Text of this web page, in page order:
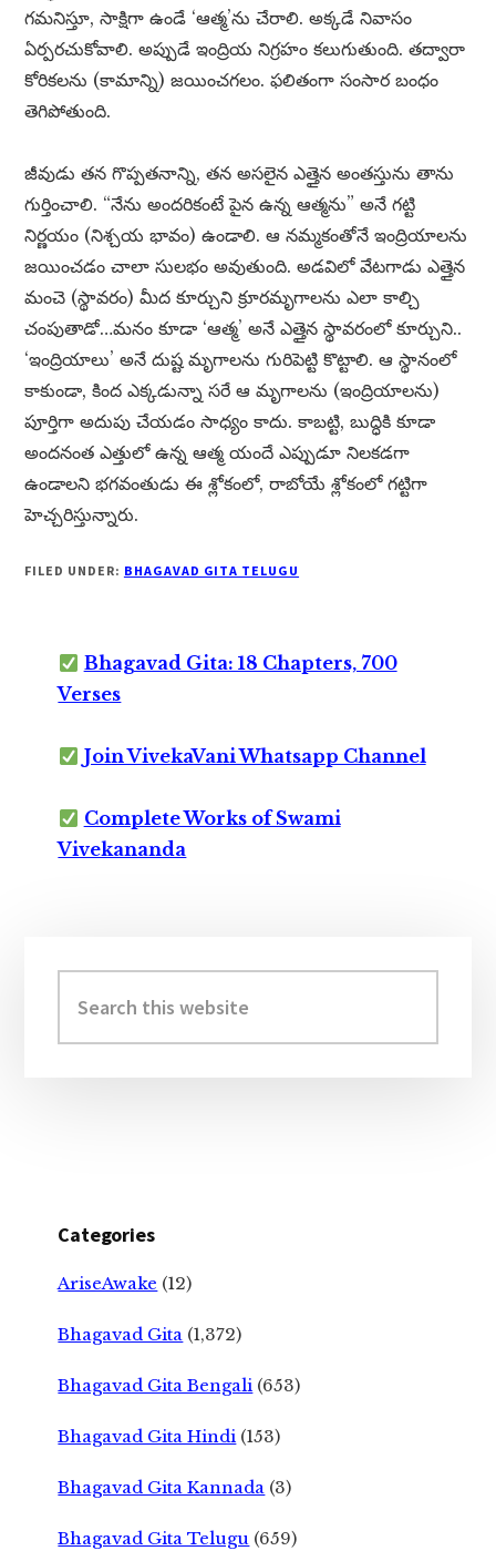
గమనిస్తూ, సాక్షిగా ఉండే ‘ఆత్మ’ను చేరాలి. అక్కడే నివాసం
ఏర్పరచుకోవాలి. అప్పుడే ఇంద్రియ నిగ్రహం కలుగుతుంది. తద్వారా
కోరికలను (కామాన్ని) జయించగలం. ఫలితంగా సంసార బంధం
తెగిపోతుంది.
జీవుడు తన గొప్పతనాన్ని, తన అసలైన ఎత్తైన అంతస్తును తాను
గుర్తించాలి. “నేను అందరికంటే పైన ఉన్న ఆత్మను” అనే గట్టి
నిర్ణయం (నిశ్చయ భావం) ఉండాలి. ఆ నమ్మకంతోనే ఇంద్రియాలను
జయించడం చాలా సులభం అవుతుంది. అడవిలో వేటగాడు ఎత్తైన
మంచె (స్థావరం) మీద కూర్చుని క్రూరమృగాలను ఎలా కాల్చి
చంపుతాడో…మనం కూడా ‘ఆత్మ’ అనే ఎత్తైన స్థావరంలో కూర్చుని..
‘ఇంద్రియాలు’ అనే దుష్ట మృగాలను గురిపెట్టి కొట్టాలి. ఆ స్థానంలో
కాకుండా, కింద ఎక్కడున్నా సరే ఆ మృగాలను (ఇంద్రియాలను)
పూర్తిగా అదుపు చేయడం సాధ్యం కాదు. కాబట్టి, బుద్ధికి కూడా
అందనంత ఎత్తులో ఉన్న ఆత్మ యందే ఎప్పుడూ నిలకడగా
ఉండాలని భగవంతుడు ఈ శ్లోకంలో, రాబోయే శ్లోకంలో గట్టిగా
హెచ్చరిస్తున్నారు.
FILED UNDER: BHAGAVAD GITA TELUGU
Bhagavad Gita: 18 Chapters, 700
Verses
Join VivekaVani Whatsapp Channel
Complete Works of Swami
Vivekananda
Sidebar
this
website
Categories
AriseAwake (12)
Bhagavad Gita (1,372)
Bhagavad Gita Bengali (653)
Bhagavad Gita Hindi (153)
Bhagavad Gita Kannada (3)
Bhagavad Gita Telugu (659)